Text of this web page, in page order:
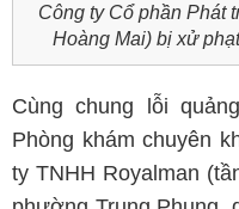
Công ty Cổ phần Phát
Hoàng Mai) bị xử
Cùng chung lỗi
Phòng khám chuyên
ty TNHH Royalman